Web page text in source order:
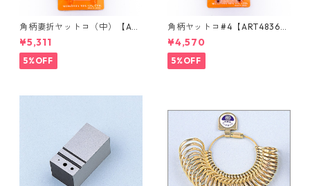
角柄妻折ヤットコ（中）【ART
48520】
¥5,311
5%OFF
角柄ヤットコ#4【ART4836
0】
¥4,570
5%OFF